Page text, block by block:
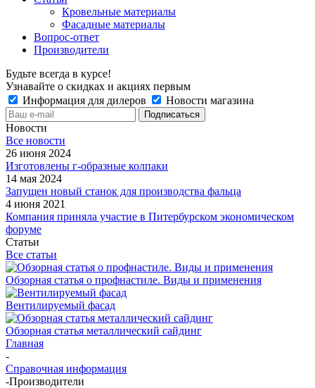
Кровельные материалы
Фасадные материалы
Вопрос-ответ
Производители
Будьте всегда в курсе!
Узнавайте о скидках и акциях первым
Информация для дилеров
Новости магазина
Новости
Все новости
26 июня 2024
Изготовлены г-образные колпаки
14 мая 2024
Запущен новый станок для производства фальца
4 июня 2021
Компания приняла участие в Питербурском экономическом
форуме
Статьи
Все статьи
Обзорная статья о профнастиле. Виды и применения
Вентилируемый фасад
Обзорная статья металлический сайдинг
Главная
-
Справочная информация
-Производители